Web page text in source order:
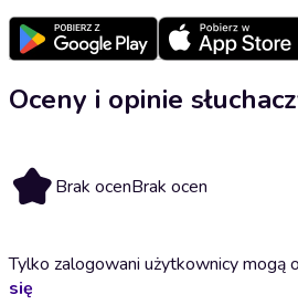
Oceny i opinie
Brak ocenBrak ocen
Tylko zalogowani użytkownicy mogą
się